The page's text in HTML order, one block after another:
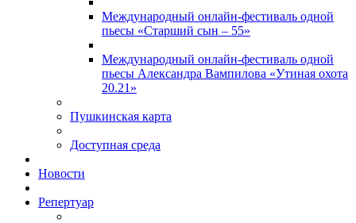
Международный онлайн-фестиваль одной
пьесы «Старший сын – 55»
Международный онлайн-фестиваль одной
пьесы Александра Вампилова «Утиная охота
20.21»
Пушкинская карта
Доступная среда
Новости
Репертуар